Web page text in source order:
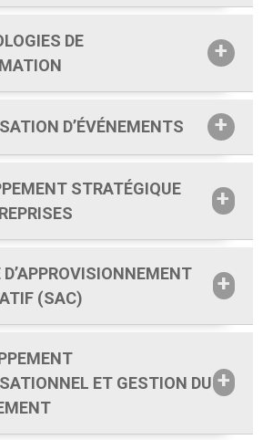
DE
D’ÉVÉNEMENTS
STRATÉGIQUE
D’APPROVISIONNEMENT
(SAC)
ET GESTION DU